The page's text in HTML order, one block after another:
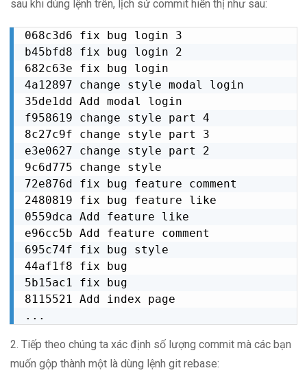
sau khi dùng lệnh trên, lịch sử commit hiển thị như sau:
068c3d6 fix bug login 3
b45bfd8 fix bug login 2
682c63e fix bug login
4a12897 change style modal login
35de1dd Add modal login
f958619 change style part 4
8c27c9f change style part 3
e3e0627 change style part 2
9c6d775 change style
72e876d fix bug feature comment
2480819 fix bug feature like
0559dca Add feature like
e96cc5b Add feature comment
695c74f fix bug style
44af1f8 fix bug
5b15ac1 fix bug
8115521 Add index page
...
2. Tiếp theo chúng ta xác định số lượng commit mà các bạn
muốn gộp thành một là dùng lệnh git rebase: